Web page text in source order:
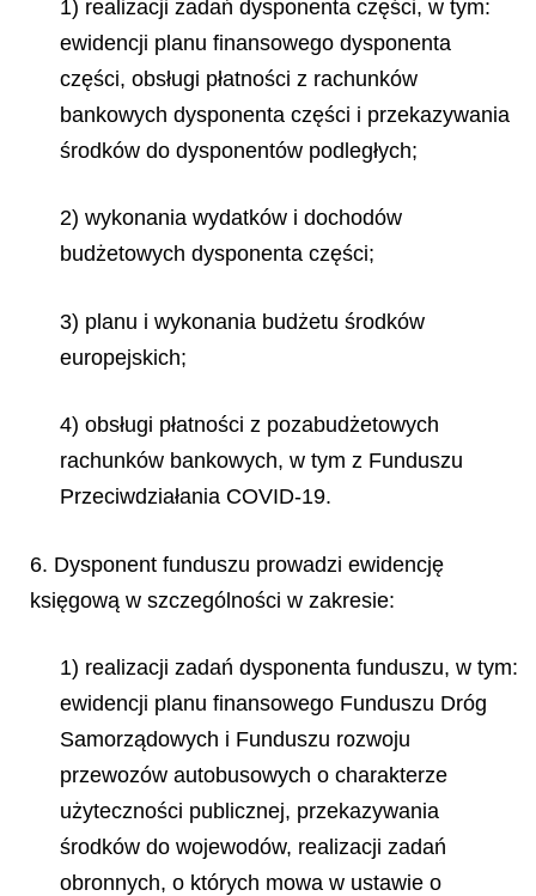
1) realizacji zadań dysponenta części, w tym:
ewidencji planu finansowego dysponenta
części, obsługi płatności z rachunków
bankowych dysponenta części i przekazywania
środków do dysponentów podległych;
2) wykonania wydatków i dochodów
budżetowych dysponenta części;
3) planu i wykonania budżetu środków
europejskich;
4) obsługi płatności z pozabudżetowych
rachunków bankowych, w tym z Funduszu
Przeciwdziałania COVID-19.
6. Dysponent funduszu prowadzi ewidencję
księgową w szczególności w zakresie:
1) realizacji zadań dysponenta funduszu, w tym:
ewidencji planu finansowego Funduszu Dróg
Samorządowych i Funduszu rozwoju
przewozów autobusowych o charakterze
użyteczności publicznej, przekazywania
środków do wojewodów, realizacji zadań
obronnych, o których mowa w ustawie o